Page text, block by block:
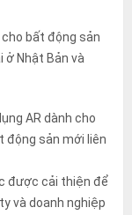
cho bất động sản
ở Nhật Bản và
AR dành cho
động sản mới liên
được cải thiện để
và doanh nghiệp